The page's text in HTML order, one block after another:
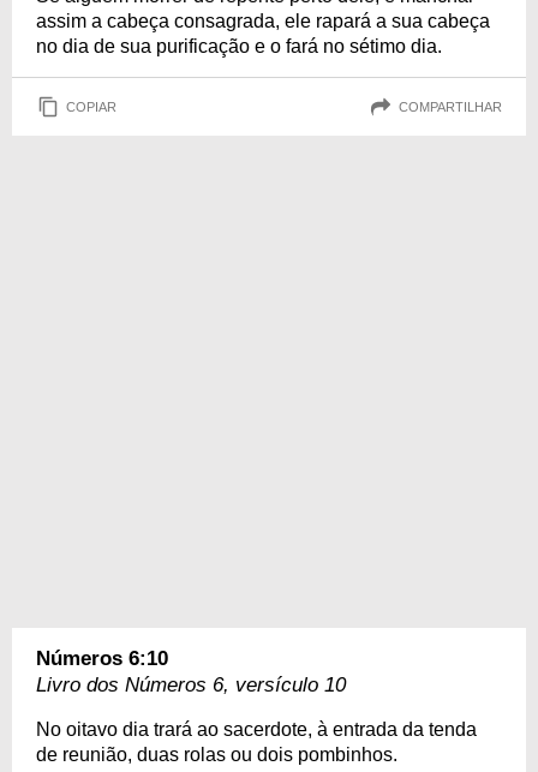
assim a cabeça consagrada, ele rapará a sua cabeça
no dia de sua purificação e o fará no sétimo dia.
COPIAR COMPARTILHAR
Números 6:10
Livro dos Números 6, versículo 10
No oitavo dia trará ao sacerdote, à entrada da tenda
de reunião, duas rolas ou dois pombinhos.